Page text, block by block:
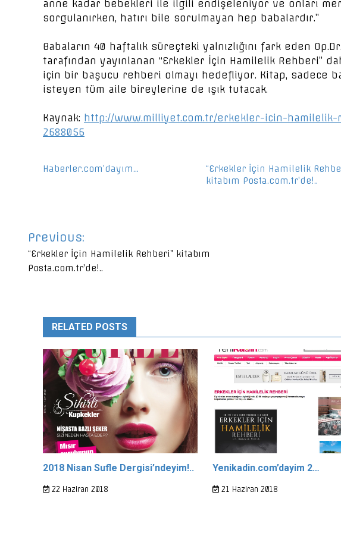
anne kadar bebekleri ile ilgili endişeleniyor ve onları
sorgulanırken, hatırı bile sorulmayan hep babalardır.”
Babaların 40 haftalık süreçteki yalnızlığını fark eden
tarafından yayınlanan “Erkekler İçin Hamilelik Rehberi”
için bir başucu rehberi olmayı hedefliyor. Kitap, sadece
isteyen tüm aile bireylerine de ışık tutacak.
Kaynak: http://www.milliyet.com.tr/erkekler-icin-
2688056
Haberler.com’dayım…
“Erkekler İçin Hamilelik
kitabım Posta.com.tr’de!..
Yazı
gezinmesi
Previous:
“Erkekler İçin Hamilelik Rehberi” kitabım
Posta.com.tr’de!..
RELATED POSTS
2018 Nisan Sufle Dergisi’ndeyim!..
22 Haziran 2018
Yenikadin.com’dayim 2…
21 Haziran 2018